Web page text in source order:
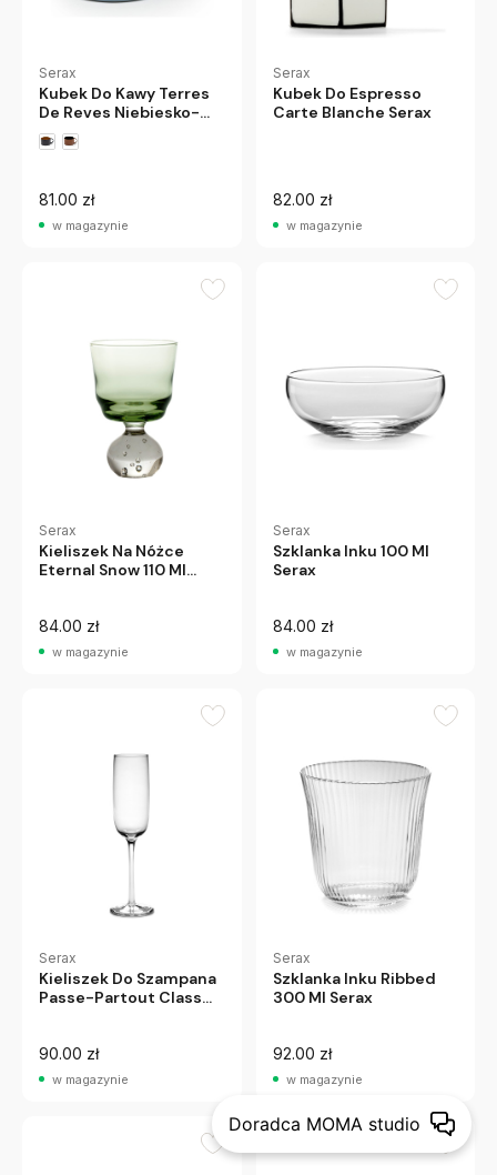
Serax
Kubek Do Kawy Terres
De Reves Niebiesko-
Beżowy Serax
81.00 zł
w magazynie
Serax
Kubek Do Espresso
Carte Blanche Serax
82.00 zł
w magazynie
Serax
Kieliszek Na Nóżce
Eternal Snow 110 Ml
84.00 zł
w magazynie
Serax
Szklanka Inku 100 Ml
Serax
84.00 zł
w magazynie
Serax
Kieliszek Do Szampana
Passe-Partout Class
90.00 zł
w magazynie
Serax
Szklanka Inku Ribbed
300 Ml Serax
92.00 zł
w magazynie
Doradca MOMA studio